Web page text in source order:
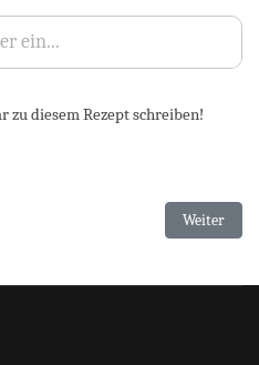
ein...
zu diesem Rezept schreiben!
Nächster
Weiter